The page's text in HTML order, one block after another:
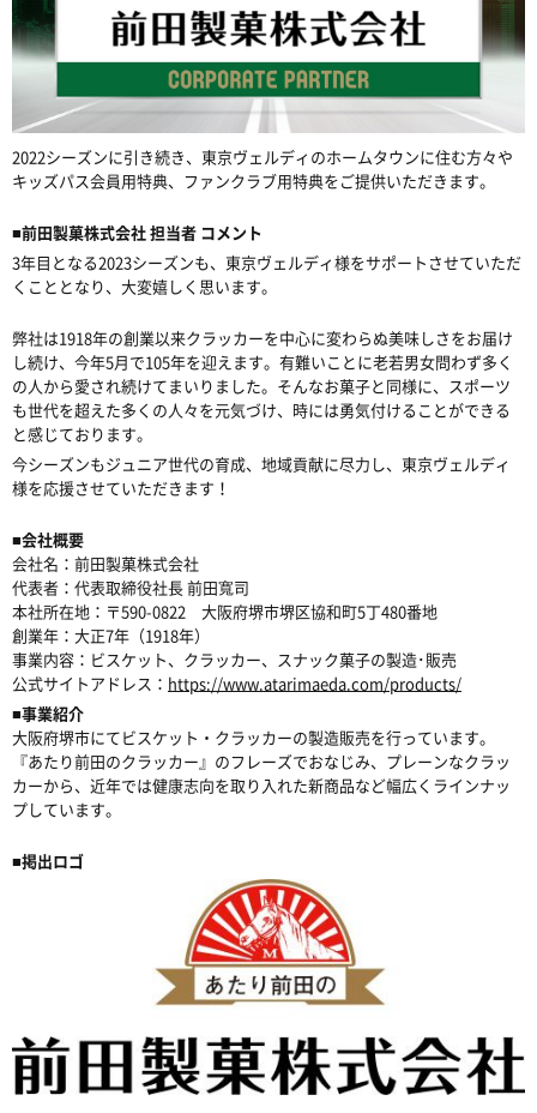
2022シーズンに引き続き、東京ヴェルディのホームタウンに住む方々や
キッズパス会員用特典、ファンクラブ用特典をご提供いただきます。
■前田製菓株式会社担当者 コメント
3年目となる2023シーズンも、東京ヴェルディ様をサポートさせていただ
くこととなり、大変嬉しく思います。
弊社は1918年の創業以来クラッカーを中心に変わらぬ美味しさをお届け
し続け、今年5月で105年を迎えます。有難いことに老若男女問わず多く
の人から愛され続けてまいりました。そんなお菓子と同様に、スポーツ
も世代を超えた多くの人々を元気づけ、時には勇気付けることができる
と感じております。
今シーズンもジュニア世代の育成、地域貢献に尽力し、東京ヴェルディ
様を応援させていただきます！
■会社概要
会社名：前田製菓株式会社
代表者：代表取締役社長前田寬司
本社所在地：〒590-0822 大阪府堺市堺区協和町5丁480番地
創業年：大正7年（1918年）
事業内容：ビスケット、クラッカー、スナック菓子の製造･販売
公式サイトアドレス： https://www.atarimaeda.com/products/
■事業紹介
大阪府堺市にてビスケット・クラッカーの製造販売を行っています。
『あたり前田のクラッカー』のフレーズでおなじみ、プレーンなクラッ
カーから、近年では健康志向を取り入れた新商品など幅広くラインナッ
プしています。
■掲出ロゴ